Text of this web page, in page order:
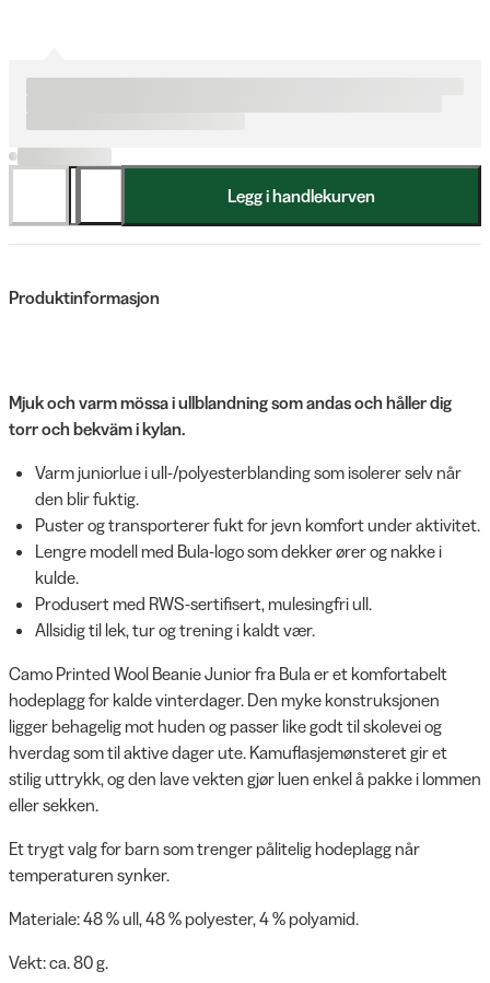
Legg i handlekurven
Produktinformasjon
Mjuk och varm mössa i ullblandning som andas och håller dig
torr och bekväm i kylan.
Varm juniorlue i ull-/polyesterblanding som isolerer selv når
den blir fuktig.
Puster og transporterer fukt for jevn komfort under aktivitet.
Lengre modell med Bula-logo som dekker ører og nakke i
kulde.
Produsert med RWS-sertifisert, mulesingfri ull.
Allsidig til lek, tur og trening i kaldt vær.
Camo Printed Wool Beanie Junior fra Bula er et komfortabelt
hodeplagg for kalde vinterdager. Den myke konstruksjonen
ligger behagelig mot huden og passer like godt til skolevei og
hverdag som til aktive dager ute. Kamuflasjemønsteret gir et
stilig uttrykk, og den lave vekten gjør luen enkel å pakke i lommen
eller sekken.
Et trygt valg for barn som trenger pålitelig hodeplagg når
temperaturen synker.
Materiale: 48 % ull, 48 % polyester, 4 % polyamid.
Vekt: ca. 80 g.